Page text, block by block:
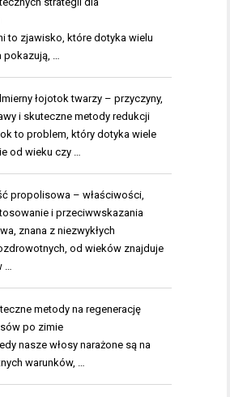
to zjawisko, które dotyka wielu
pokazują, …
łojotok twarzy – przyczyny,
i skuteczne metody redukcji
to problem, który dotyka wiele
od wieku czy …
propolisowa – właściwości,
i przeciwwskazania
znana z niezwykłych
od wieków znajduje
…
metody na regenerację
po zimie
nasze włosy narażone są na
warunków, …